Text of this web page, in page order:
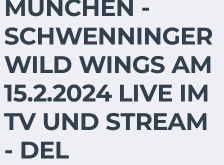
MÜNCHEN -
SCHWENNINGER
WILD WINGS AM
15.2.2024 LIVE IM
TV UND STREAM
- DEL